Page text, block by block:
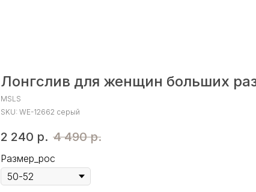
Лонгслив для женщин больших
MSLS
SKU: WE-12662 серый
2 240 р. 4 490 р.
Размер_рос